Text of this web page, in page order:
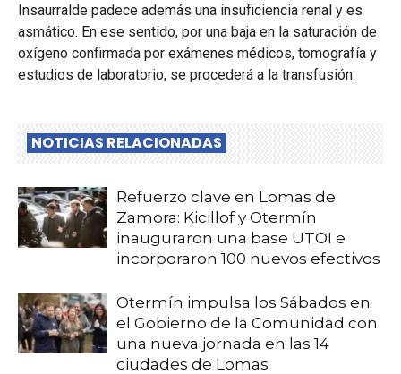
Insaurralde padece además una insuficiencia renal y es
asmático. En ese sentido, por una baja en la saturación de
oxígeno confirmada por exámenes médicos, tomografía y
estudios de laboratorio, se procederá a la transfusión.
NOTICIAS RELACIONADAS
Refuerzo clave en Lomas de
Zamora: Kicillof y Otermín
inauguraron una base UTOI e
incorporaron 100 nuevos efectivos
Otermín impulsa los Sábados en
el Gobierno de la Comunidad con
una nueva jornada en las 14
ciudades de Lomas